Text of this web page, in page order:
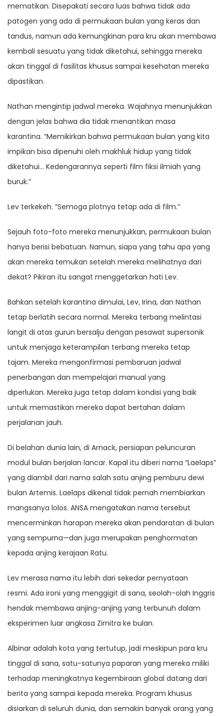
mematikan. Disepakati secara luas bahwa tidak ada
patogen yang ada di permukaan bulan yang keras dan
tandus, namun ada kemungkinan para kru akan membawa
kembali sesuatu yang tidak diketahui, sehingga mereka
akan tinggal di fasilitas khusus sampai kesehatan mereka
dipastikan.
Nathan mengintip jadwal mereka. Wajahnya menunjukkan
dengan jelas bahwa dia tidak menantikan masa
karantina. “Memikirkan bahwa permukaan bulan yang kita
impikan bisa dipenuhi oleh makhluk hidup yang tidak
diketahui… Kedengarannya seperti film fiksi ilmiah yang
buruk.”
Lev terkekeh. “Semoga plotnya tetap ada di film.”
Sejauh foto-foto mereka menunjukkan, permukaan bulan
hanya berisi bebatuan. Namun, siapa yang tahu apa yang
akan mereka temukan setelah mereka melihatnya dari
dekat? Pikiran itu sangat menggetarkan hati Lev.
Bahkan setelah karantina dimulai, Lev, Irina, dan Nathan
tetap berlatih secara normal. Mereka terbang melintasi
langit di atas gurun bersalju dengan pesawat supersonik
untuk menjaga keterampilan terbang mereka tetap
tajam. Mereka mengonfirmasi pembaruan jadwal
penerbangan dan mempelajari manual yang
diperlukan. Mereka juga tetap dalam kondisi yang baik
untuk memastikan mereka dapat bertahan dalam
perjalanan jauh.
Di belahan dunia lain, di Arnack, persiapan peluncuran
modul bulan berjalan lancar. Kapal itu diberi nama “Laelaps”
yang diambil dari nama salah satu anjing pemburu dewi
bulan Artemis. Laelaps dikenal tidak pernah membiarkan
mangsanya lolos. ANSA mengatakan nama tersebut
mencerminkan harapan mereka akan pendaratan di bulan
yang sempurna—dan juga merupakan penghormatan
kepada anjing kerajaan Ratu.
Lev merasa nama itu lebih dari sekedar pernyataan
resmi. Ada ironi yang menggigit di sana, seolah-olah Inggris
hendak membawa anjing-anjing yang terbunuh dalam
eksperimen luar angkasa Zirnitra ke bulan.
Albinar adalah kota yang tertutup, jadi meskipun para kru
tinggal di sana, satu-satunya paparan yang mereka miliki
terhadap meningkatnya kegembiraan global datang dari
berita yang sampai kepada mereka. Program khusus
disiarkan di seluruh dunia, dan semakin banyak orang yang